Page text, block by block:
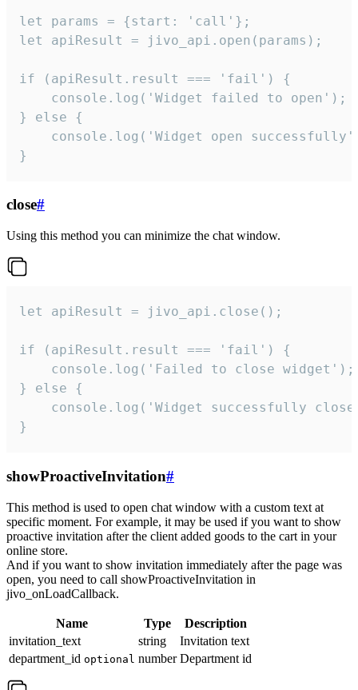
let params = {start: 'call'};
let apiResult = jivo_api.open(params);
if (apiResult.result === 'fail') {
    console.log('Widget failed to open');
} else {
console.log('Widget open
}
close#
Using this method you can minimize the chat window.
let apiResult = jivo_api.close();
if (apiResult.result === 'fail') {
    console.log('Failed to close widget');
} else {
console.log('Widget successfully
}
showProactiveInvitation#
This method is used to open chat window with a custom text at
specific moment. For example, it may be used if you want to show
proactive invitation after the client added goods to the cart in your
online store.
And if you want to show invitation immediately after the page was
open, you need to call showProactiveInvitation in
jivo_onLoadCallback.
Name Type
Description
invitation_text
string
Invitation text
department_id optional number Department id